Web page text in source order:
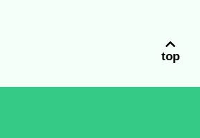
top